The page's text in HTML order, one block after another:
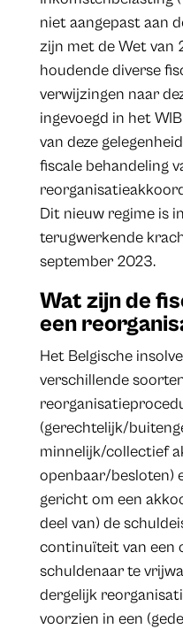
niet aangepast aan
zijn met de Wet van
houdende diverse
verwijzingen naar
ingevoegd in het
van deze
fiscale behandeling
Dit nieuw regime is
terugwerkende
september 2023.
Wat zijn de
een
Het Belgische
verschillende
(gerechtelijk/
minnelijk/collectief
openbaar/besloten)
gericht om een
deel van) de
continuïteit van een
schuldenaar te
dergelijk
voorzien in een